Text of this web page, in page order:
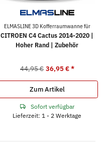
ELMASLINE 3D Kofferraumwanne für
CITROEN C4 Cactus 2014-2020 |
Hoher Rand | Zubehör
44,95 € 36,95 €*
Zum Artikel
Sofort verfügbar
Lieferzeit: 1 - 2 Werktage